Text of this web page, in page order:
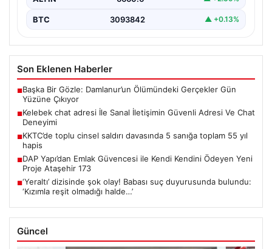
BTC 3093842 ▲ +0.13%
Son Eklenen Haberler
■Başka Bir Gözle: Damlanur’un Ölümündeki Gerçekler Gün
Yüzüne Çıkıyor
■Kelebek chat adresi İle Sanal İletişimin Güvenli Adresi Ve Chat
Deneyimi
■KKTC’de toplu cinsel saldırı davasında 5 sanığa toplam 55 yıl
hapis
■DAP Yapı’dan Emlak Güvencesi ile Kendi Kendini Ödeyen Yeni
Proje Ataşehir 173
■‘Yeraltı’ dizisinde şok olay! Babası suç duyurusunda bulundu:
‘Kızımla reşit olmadığı halde…’
Güncel